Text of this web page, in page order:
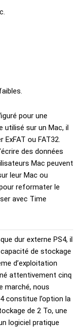
pour une
utilisé sur un Mac, il
ou FAT32.
des données
Mac peuvent
leur Mac ou
reformater le
avec Time
dur externe PS4, il
de stockage
d’exploitation
attentivement cinq
marché, nous
constitue l’option la
de 2 To, une
logiciel pratique